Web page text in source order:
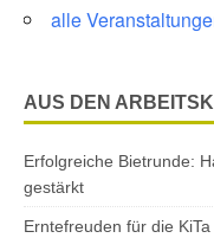
alle
AUS DEN
Erfolgreiche Bietrunde:
gestärkt
Erntefreuden für die